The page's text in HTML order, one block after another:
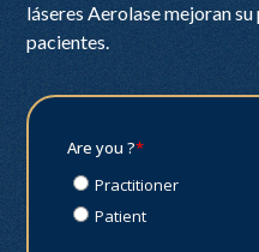
láseres Aerolase mejoran
pacientes.